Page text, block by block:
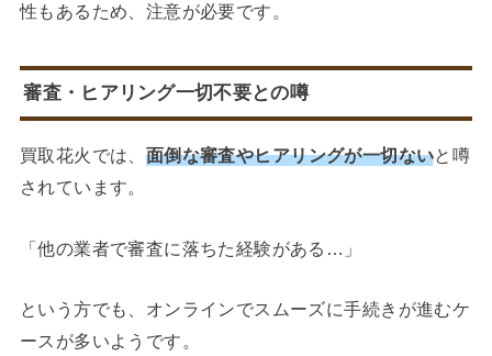
性もあるため、注意が必要です。
審査・ヒアリング一切不要との噂
買取花火では、 面倒な審査やヒアリングが一切ないと噂
されています。
「他の業者で審査に落ちた経験がある…」
という方でも、オンラインでスムーズに手続きが進むケ
ースが多いようです。